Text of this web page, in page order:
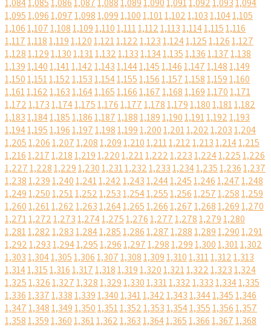
1,0841,0851,0861,0871,0881,0891,0901,0911,0921,0931,094
1,0951,0961,0971,0981,0991,1001,1011,1021,1031,1041,105
1,1061,1071,1081,1091,1101,1111,1121,1131,1141,1151,116
1,1171,1181,1191,1201,1211,1221,1231,1241,1251,1261,127
1,1281,1291,1301,1311,1321,1331,1341,1351,1361,1371,138
1,1391,1401,1411,1421,1431,1441,1451,1461,1471,1481,149
1,1501,1511,1521,1531,1541,1551,1561,1571,1581,1591,160
1,1611,1621,1631,1641,1651,1661,1671,1681,1691,1701,171
1,1721,1731,1741,1751,1761,1771,1781,1791,1801,1811,182
1,1831,1841,1851,1861,1871,1881,1891,1901,1911,1921,193
1,1941,1951,1961,1971,1981,1991,2001,2011,2021,2031,204
1,2051,2061,2071,2081,2091,2101,2111,2121,2131,2141,215
1,2161,2171,2181,2191,2201,2211,2221,2231,2241,2251,226
1,2271,2281,2291,2301,2311,2321,2331,2341,2351,2361,237
1,2381,2391,2401,2411,2421,2431,2441,2451,2461,2471,248
1,2491,2501,2511,2521,2531,2541,2551,2561,2571,2581,259
1,2601,2611,2621,2631,2641,2651,2661,2671,2681,2691,270
1,2711,2721,2731,2741,2751,2761,2771,2781,2791,280
1,2811,2821,2831,2841,2851,2861,2871,2881,2891,2901,291
1,2921,2931,2941,2951,2961,2971,2981,2991,3001,3011,302
1,3031,3041,3051,3061,3071,3081,3091,3101,3111,3121,313
1,3141,3151,3161,3171,3181,3191,3201,3211,3221,3231,324
1,3251,3261,3271,3281,3291,3301,3311,3321,3331,3341,335
1,3361,3371,3381,3391,3401,3411,3421,3431,3441,3451,346
1,3471,3481,3491,3501,3511,3521,3531,3541,3551,3561,357
1,3581,3591,3601,3611,3621,3631,3641,3651,3661,3671,368